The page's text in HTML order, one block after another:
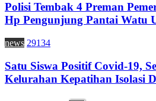
Polisi Tembak 4 Preman
Hp Pengunjung Pantai Watu
news 29134
Satu Siswa Positif Covid-19,
Kelurahan Kepatihan Isolasi